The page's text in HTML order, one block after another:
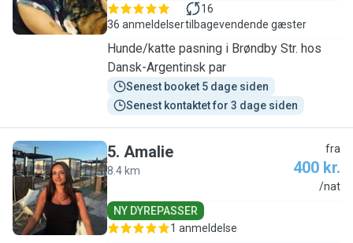
36 anmeldelser
16
tilbagevendende gæster
Hunde/katte pasning i Brøndby Str. hos
Dansk-Argentinsk par
Senest booket 5 dage siden
Senest kontaktet for 3 dage siden
A
5. Amalie
8.4 km
fra
400 kr.
/nat
NY DYREPASSER
1 anmeldelse